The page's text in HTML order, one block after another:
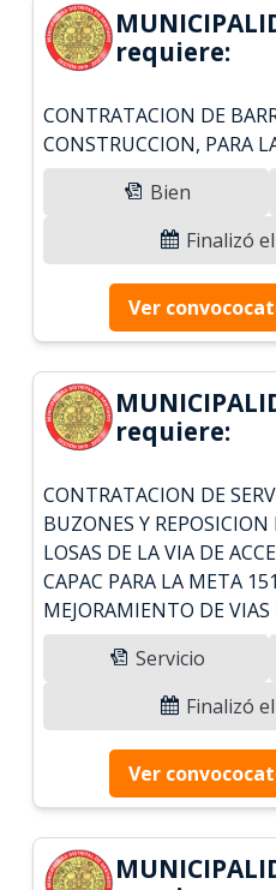
requiere:
CONTRATACION DE
CONSTRUCCION, PARA
Bien
Finalizó
Ver
requiere:
CONTRATACION DE
BUZONES Y
LOSAS DE LA VIA DE
CAPAC PARA LA META
MEJORAMIENTO DE VIAS
Servicio
Finalizó
Ver